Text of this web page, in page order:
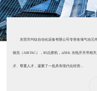
东莞市均钛自动化设备有限公司专营各项气动元件
德克（AIRTAC），IEI点胶机，aZBIL 光电开关等
才、尊重人才，凝聚了一批具有现代化经营...